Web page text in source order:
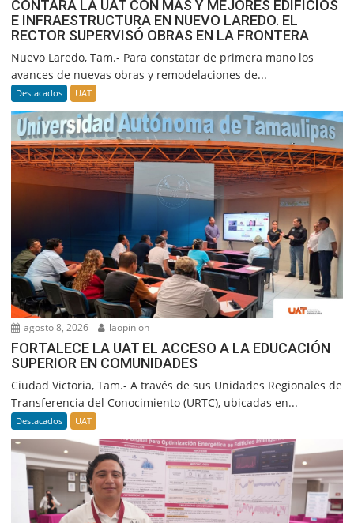
CONTARÁ LA UAT CON MÁS Y MEJORES EDIFICIOS
E INFRAESTRUCTURA EN NUEVO LAREDO. EL
RECTOR SUPERVISÓ OBRAS EN LA FRONTERA
Nuevo Laredo, Tam.- Para constatar de primera mano los
avances de nuevas obras y remodelaciones de...
Destacados UAT
agosto 8, 2026 laopinion
FORTALECE LA UAT EL ACCESO A LA EDUCACIÓN
SUPERIOR EN COMUNIDADES
Ciudad Victoria, Tam.- A través de sus Unidades Regionales de
Transferencia del Conocimiento (URTC), ubicadas en...
Destacados UAT